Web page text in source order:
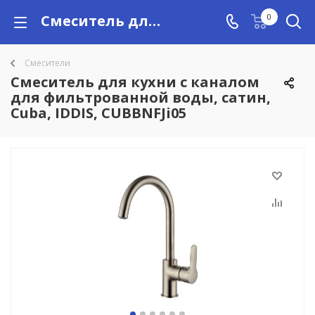
Смеситель для кухни с каналом для фильтрованной воды, сатин, Cuba, IDDIS, CUBBNFJi05 купить в Алматы с доставкой по Казахстану, цены 0
Смесители
Смеситель для кухни с каналом
для фильтрованной воды, сатин,
Cuba, IDDIS, CUBBNFJi05